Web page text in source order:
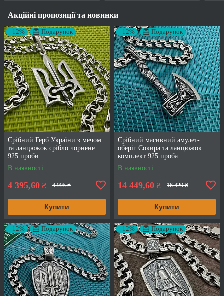
Акційні пропозиції та новинки
–12% Подарунок
Срібний Герб України з мечом
та ланцюжок срібло чорнене
925 проби
В наявності
4 395,60 ₴ 4 995 ₴
Купити
–12% Подарунок
Срібний масивний амулет-
оберіг Сокира та ланцюжок
комплект 925 проба
В наявності
14 449,60 ₴ 16 420 ₴
Купити
–12% Подарунок –12% Подарунок